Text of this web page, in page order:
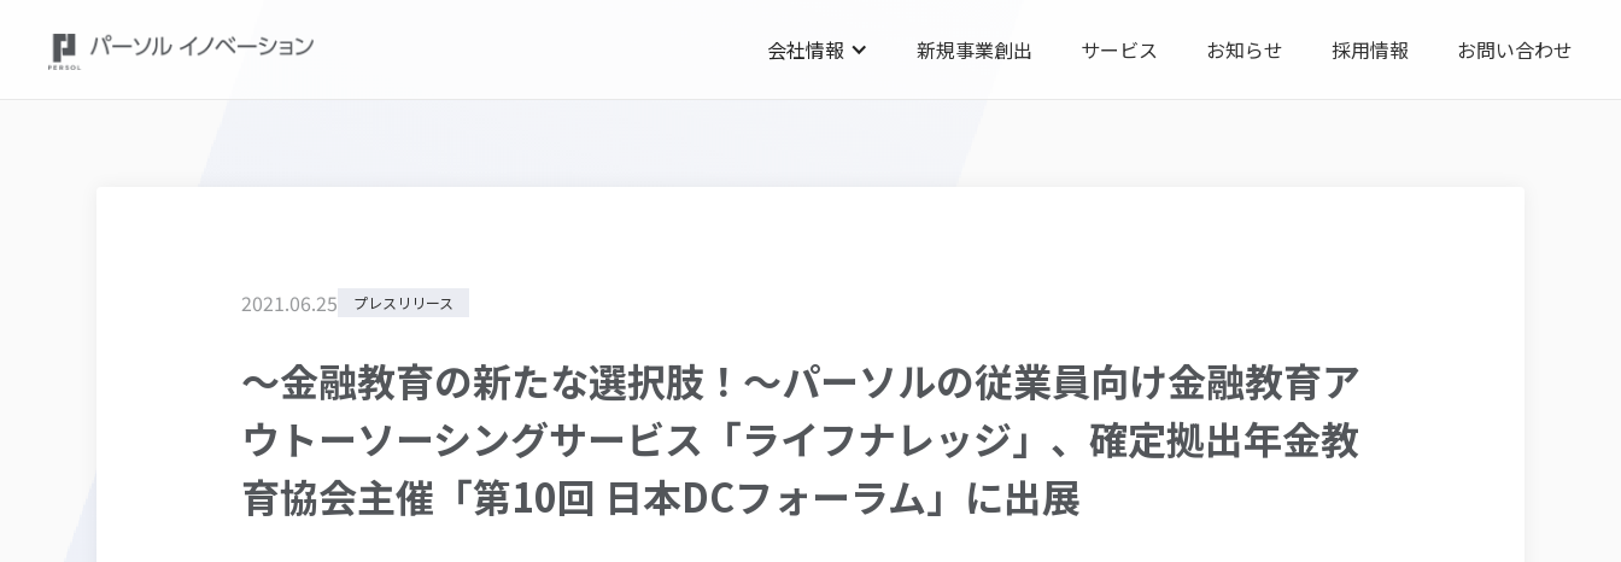
会社情報 新規事業創出 サービス お知らせ 採用情報 お問い合わせ
2021.06.25 プレスリリース
～金融教育の新たな選択肢！〜パーソルの従業員向け金融教育ア
ウトーソーシングサービス「ライフナレッジ」、確定拠出年金教
育協会主催「第10回 日本DCフォーラム」に出展